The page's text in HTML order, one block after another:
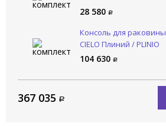
28 580
Консоль для раковины
CIELO Плиний / PLINIO
PNST85 CM
104 630
367 035